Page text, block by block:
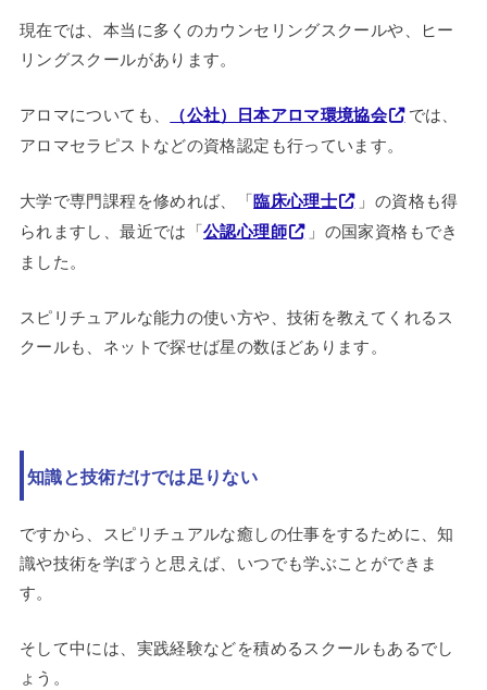
現在では、本当に多くのカウンセリングスクールや、ヒー
リングスクールがあります。
アロマについても、 （公社）日本アロマ環境協会
では、
アロマセラピストなどの資格認定も行っています。
大学で専門課程を修めれば、「臨床心理士
」の資格も得
られますし、最近では「公認心理師
」の国家資格もでき
ました。
スピリチュアルな能力の使い方や、技術を教えてくれるス
クールも、ネットで探せば星の数ほどあります。
知識と技術だけでは足りない
ですから、スピリチュアルな癒しの仕事をするために、知
識や技術を学ぼうと思えば、いつでも学ぶことができま
す。
そして中には、実践経験などを積めるスクールもあるでし
ょう。